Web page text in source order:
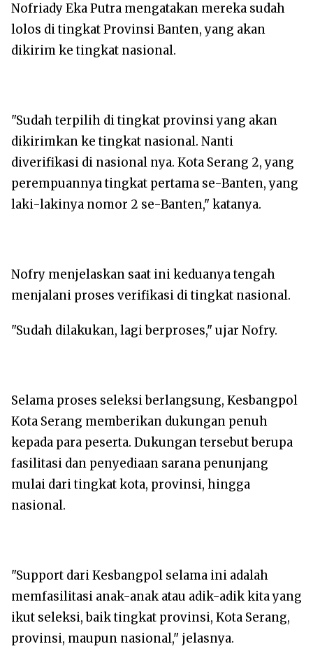
Nofriady Eka Putra mengatakan mereka sudah
lolos di tingkat Provinsi Banten, yang akan
dikirim ke tingkat nasional.
‎"Sudah terpilih di tingkat provinsi yang akan
dikirimkan ke tingkat nasional. Nanti
diverifikasi di nasional nya. Kota Serang 2, yang
perempuannya tingkat pertama se-Banten, yang
laki-lakinya nomor 2 se-Banten," katanya.
‎Nofry menjelaskan saat ini keduanya tengah
menjalani proses verifikasi di tingkat nasional.
‎"Sudah dilakukan, lagi berproses," ujar Nofry.
‎Selama proses seleksi berlangsung, Kesbangpol
Kota Serang memberikan dukungan penuh
kepada para peserta. Dukungan tersebut berupa
fasilitasi dan penyediaan sarana penunjang
mulai dari tingkat kota, provinsi, hingga
nasional.
‎"Support dari Kesbangpol selama ini adalah
memfasilitasi anak-anak atau adik-adik kita yang
ikut seleksi, baik tingkat provinsi, Kota Serang,
provinsi, maupun nasional," jelasnya.